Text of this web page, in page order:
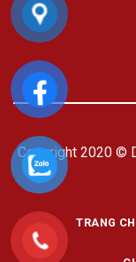
Copyright 2020 ©
TRANG